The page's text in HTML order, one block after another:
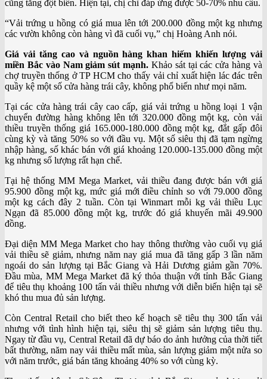
cũng tăng đột biến. Hiện tại, chị chỉ đáp ứng được 50-70% nhu cầu.
“Vải trứng u hồng có giá mua lên tới 200.000 đồng một kg nhưng
các vườn không còn hàng vì đã cuối vụ,” chị Hoàng Anh nói.
Giá vải tăng cao và nguồn hàng khan hiếm khiến lượng vải
miền Bắc vào Nam giảm sút mạnh. Khảo sát tại các cửa hàng và
chợ truyền thống ở TP HCM cho thấy vải chỉ xuất hiện lác đác trên
quầy kệ một số cửa hàng trái cây, không phổ biến như mọi năm.
Tại các cửa hàng trái cây cao cấp, giá vải trứng u hồng loại 1 vận
chuyển đường hàng không lên tới 320.000 đồng một kg, còn vải
thiều truyền thống giá 165.000-180.000 đồng một kg, đắt gấp đôi
cùng kỳ và tăng 50% so với đầu vụ. Một số siêu thị đã tạm ngừng
nhập hàng, số khác bán với giá khoảng 120.000-135.000 đồng một
kg nhưng số lượng rất hạn chế.
Tại hệ thống MM Mega Market, vải thiều đang được bán với giá
95.900 đồng một kg, mức giá mới điều chỉnh so với 79.000 đồng
một kg cách đây 2 tuần. Còn tại Winmart mỗi kg vải thiều Lục
Ngạn đã 85.000 đồng một kg, trước đó giá khuyến mãi 49.900
đồng.
Đại diện MM Mega Market cho hay thông thường vào cuối vụ giá
vải thiều sẽ giảm, nhưng năm nay giá mua đã tăng gấp 3 lần năm
ngoái do sản lượng tại Bắc Giang và Hải Dương giảm gần 70%.
Đầu mùa, MM Mega Market đã ký thỏa thuận với tỉnh Bắc Giang
để tiêu thụ khoảng 100 tấn vải thiều nhưng với diễn biến hiện tại sẽ
khó thu mua đủ sản lượng.
Còn Central Retail cho biết theo kế hoạch sẽ tiêu thụ 300 tấn vải
nhưng với tình hình hiện tại, siêu thị sẽ giảm sản lượng tiêu thụ.
Ngay từ đầu vụ, Central Retail đã dự báo do ảnh hưởng của thời tiết
bất thường, năm nay vải thiều mất mùa, sản lượng giảm một nửa so
với năm trước, giá bán tăng khoảng 40% so với cùng kỳ.